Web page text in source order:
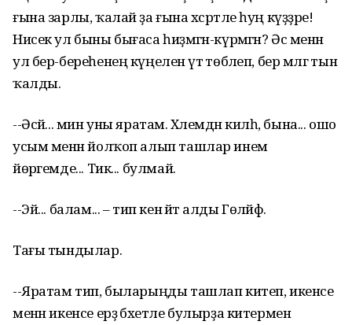
ғына зарлы, ҡалай ҙа ғына хәсрәтле һуң күҙҙәре!
Нисек ул быны бығаса һиҙмәгән-күрмәгән? Әсә менән
ул бер-береһенең күңеленә үтә төбәлеп, бер мәлгә тын
ҡалды.
--Әсәй... мин уны яратам. Хәлемдән килһә, бына... ошо
усым менән йолҡоп алып ташлар инем
йөрәгемде... Тик... булмай.
--Эй... балам... – тип кенә әйтә алды Гөләйфә.
Тағы тындылар.
--Яратам тип, быларыңды ташлап китеп, икенсе
менән икенсе ерҙә бәхетле булырҙа китермен